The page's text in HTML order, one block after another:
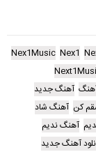
Nex1
Nex1Music
آهنگ جدید
کن آهنگ شاد
آهنگ ندیم
آهنگ جدید